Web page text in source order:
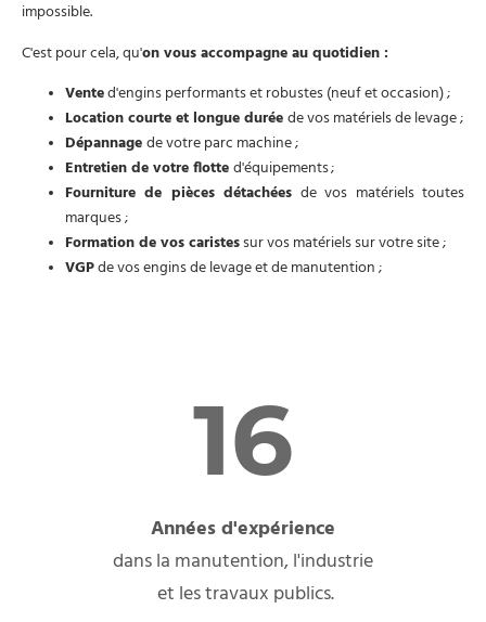
impossible.
C'est pour cela, qu'on vous accompagne au quotidien :
Vented'engins performants et robustes (neuf et occasion) ;
Location courte et longue duréede vos matériels de levage ;
Dépannagede votre parc machine ;
Entretien de votre flotted'équipements ;
Fourniture de pièces détachéesde vos matériels toutes
marques ;
Formation de vos caristessur vos matériels sur votre site ;
VGPde vos engins de levage et de manutention ;
16
Années d'expérience
dans la manutention, l'industrie
et les travaux publics.